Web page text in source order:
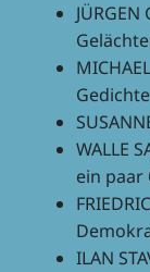
Gedichte
WALLE
ein
ILAN